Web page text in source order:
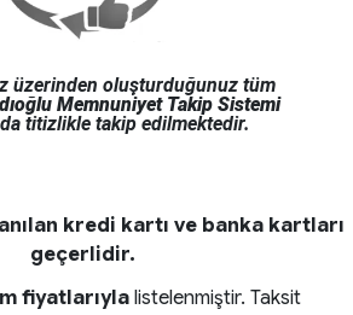
üzerinden oluşturduğunuz tüm
Memnuniyet Takip Sistemi
titizlikle takip edilmektedir.
kredi kartı ve banka kartları
geçerlidir.
fiyatlarıylalistelenmiştir. Taksit